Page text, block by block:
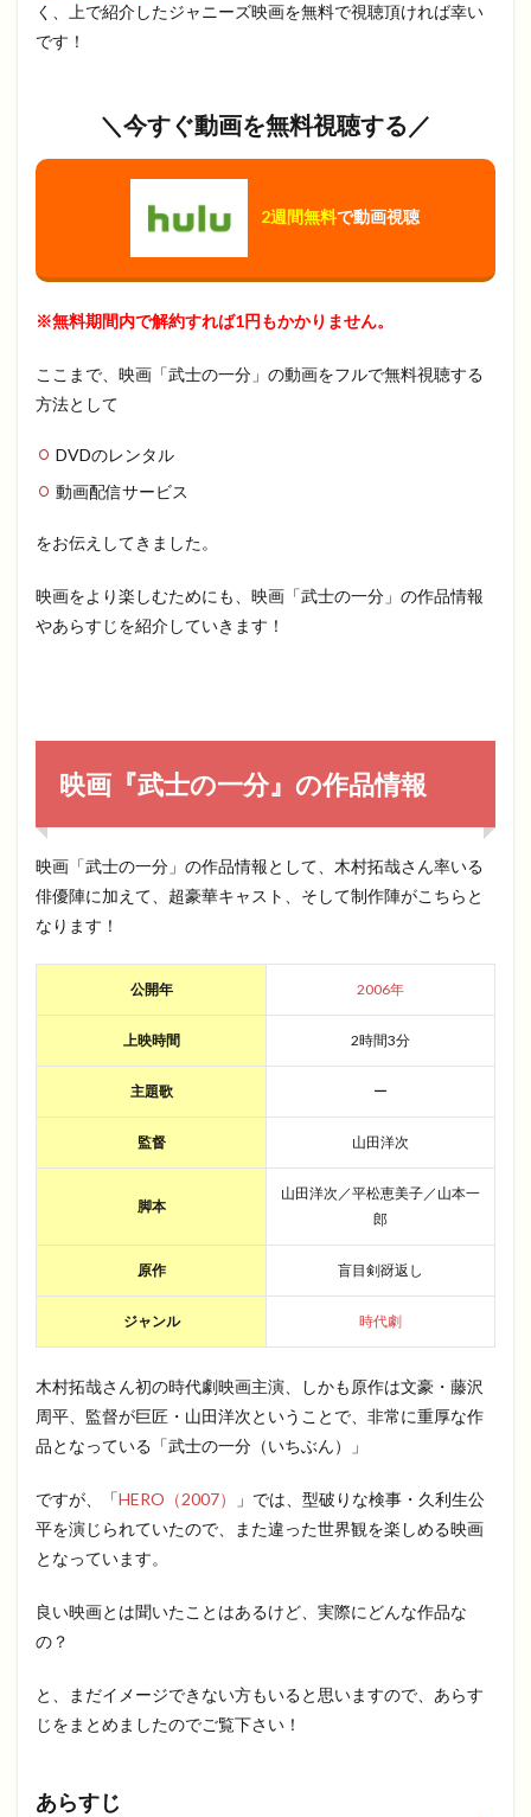
く、上で紹介したジャニーズ映画を無料で視聴頂ければ幸い
です！
＼今すぐ動画を無料視聴する／
2週間無料で動画視聴
※無料期間内で解約すれば1円もかかりません。
ここまで、映画「武士の一分」の動画をフルで無料視聴する
方法として
DVDのレンタル
動画配信サービス
をお伝えしてきました。
映画をより楽しむためにも、映画「武士の一分」の作品情報
やあらすじを紹介していきます！
映画『武士の一分』の作品情報
映画「武士の一分」の作品情報として、木村拓哉さん率いる
俳優陣に加えて、超豪華キャスト、そして制作陣がこちらと
なります！
公開年 2006年
上映時間 2時間3分
主題歌 ー
監督 山田洋次
脚本
山田洋次／平松恵美子／山本一
郎
原作 盲目剣谺返し
ジャンル 時代劇
木村拓哉さん初の時代劇映画主演、しかも原作は文豪・藤沢
周平、監督が巨匠・山田洋次ということで、非常に重厚な作
品となっている「武士の一分（いちぶん）」
ですが、「HERO（2007）
」では、型破りな検事・久利生公
平を演じられていたので、また違った世界観を楽しめる映画
となっています。
良い映画とは聞いたことはあるけど、実際にどんな作品な
の？
と、まだイメージできない方もいると思いますので、あらす
じをまとめましたのでご覧下さい！
あらすじ